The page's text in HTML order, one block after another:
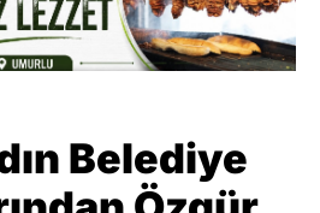
Belediye